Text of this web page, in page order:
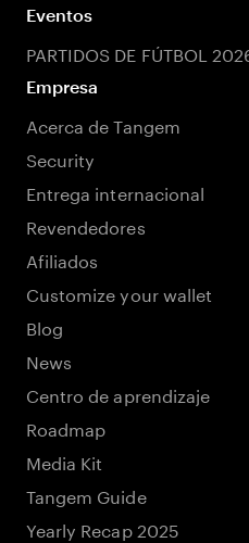
Eventos
PARTIDOS DE FÚTBOL
Empresa
Acerca de Tangem
Security
Entrega internacional
Revendedores
Afiliados
Customize your wallet
Blog
News
Centro de aprendizaje
Roadmap
Media Kit
Tangem Guide
Yearly Recap 2025